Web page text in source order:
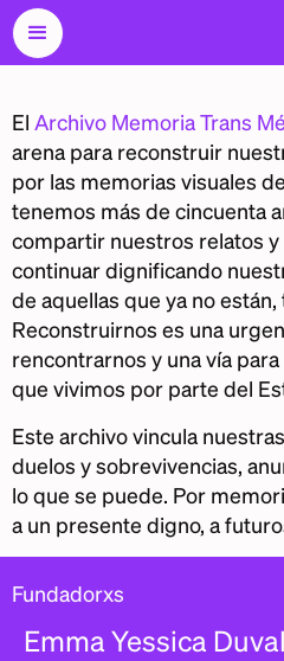
El Archivo Memoria Trans
arena para reconstruir
por las memorias visuales
tenemos más de cincuenta
compartir nuestros relatos
continuar dignificando
de aquellas que ya no
Reconstruirnos es una
rencontrarnos y una vía
que vivimos por parte del
Este archivo vincula
duelos y sobrevivencias,
lo que se puede. Por
a un presente digno, a
Fundadorxs
Emma Yessica